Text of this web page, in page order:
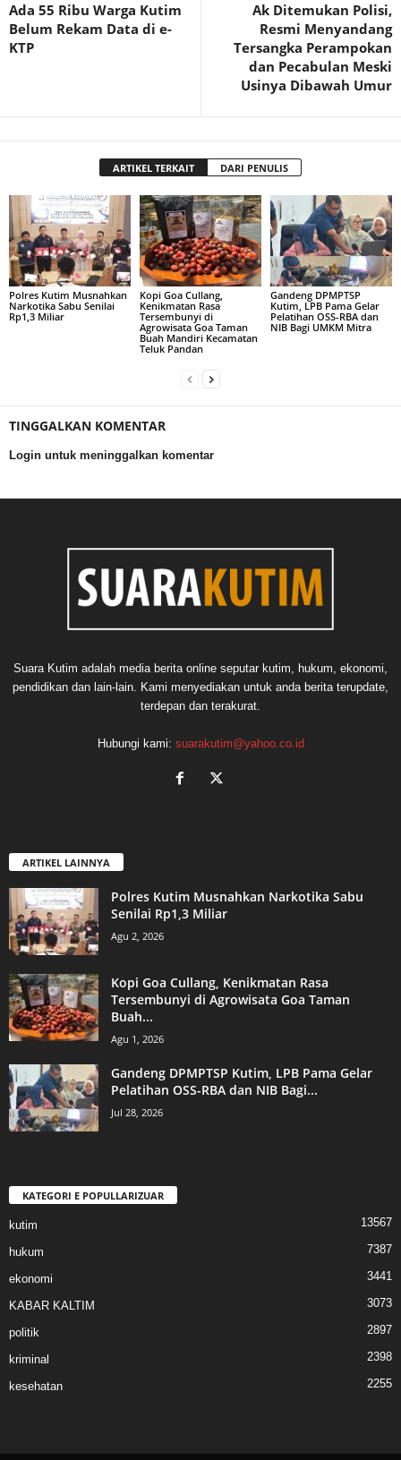
Ada 55 Ribu Warga Kutim
Belum Rekam Data di e-
KTP
Ak Ditemukan Polisi,
Resmi Menyandang
Tersangka Perampokan
dan Pecabulan Meski
Usinya Dibawah Umur
ARTIKEL TERKAIT DARI PENULIS
Polres Kutim Musnahkan
Narkotika Sabu Senilai
Rp1,3 Miliar
Kopi Goa Cullang,
Kenikmatan Rasa
Tersembunyi di
Agrowisata Goa Taman
Buah Mandiri Kecamatan
Teluk Pandan
Gandeng DPMPTSP
Kutim, LPB Pama Gelar
Pelatihan OSS-RBA dan
NIB Bagi UMKM Mitra
TINGGALKAN KOMENTAR
Login untuk meninggalkan komentar
Suara Kutim adalah media berita online seputar kutim, hukum, ekonomi,
pendidikan dan lain-lain. Kami menyediakan untuk anda berita terupdate,
terdepan dan terakurat.
Hubungi kami: suarakutim@yahoo.co.id
ARTIKEL LAINNYA
Polres Kutim Musnahkan Narkotika Sabu
Senilai Rp1,3 Miliar
Agu 2, 2026
Kopi Goa Cullang, Kenikmatan Rasa
Tersembunyi di Agrowisata Goa Taman
Buah...
Agu 1, 2026
Gandeng DPMPTSP Kutim, LPB Pama Gelar
Pelatihan OSS-RBA dan NIB Bagi...
Jul 28, 2026
KATEGORI E POPULLARIZUAR
kutim 13567
hukum 7387
ekonomi 3441
KABAR KALTIM 3073
politik 2897
kriminal 2398
kesehatan 2255